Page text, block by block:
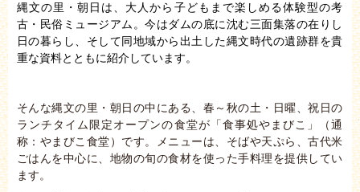
縄文の里・朝日は、大人から子どもまで楽しめる体験型の考
古・民俗ミュージアム。今はダムの底に沈む三面集落の在りし
日の暮らし、そして同地域から出土した縄文時代の遺跡群を貴
重な資料とともに紹介しています。
そんな縄文の里・朝日の中にある、春～秋の土・日曜、祝日の
ランチタイム限定オープンの食堂が「食事処やまびこ」（通
称：やまびこ食堂）です。メニューは、そばや天ぷら、古代米
ごはんを中心に、地物の旬の食材を使った手料理を提供してい
ます。